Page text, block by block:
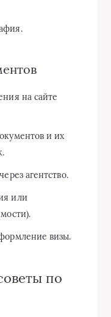
на сайте
и их
агентство.
или
визы.
по